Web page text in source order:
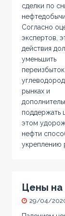
сделки по
Согласно
экспертов,
действия
уменьшить
переизбыток
рынках и
поддержать
этом
нефти
укреплению
Цены на
29/04/